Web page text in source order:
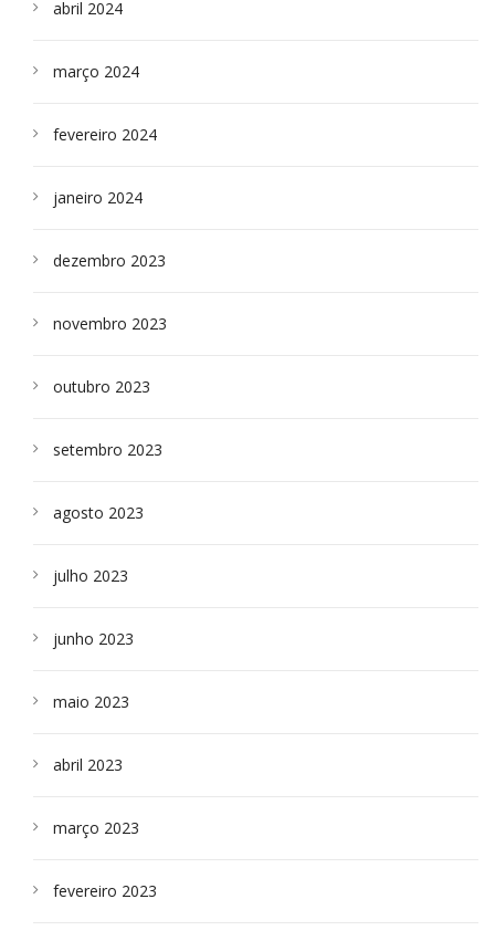
abril 2024
março 2024
fevereiro 2024
janeiro 2024
dezembro 2023
novembro 2023
outubro 2023
setembro 2023
agosto 2023
julho 2023
junho 2023
maio 2023
abril 2023
março 2023
fevereiro 2023